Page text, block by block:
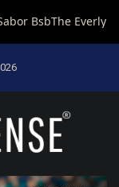
Brasília